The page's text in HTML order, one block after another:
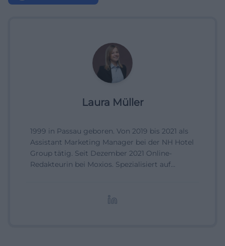
Laura Müller
1999 in Passau geboren. Von 2019 bis 2021 als
Assistant Marketing Manager bei der NH Hotel
Group tätig. Seit Dezember 2021 Online-
Redakteurin bei Moxios. Spezialisiert auf